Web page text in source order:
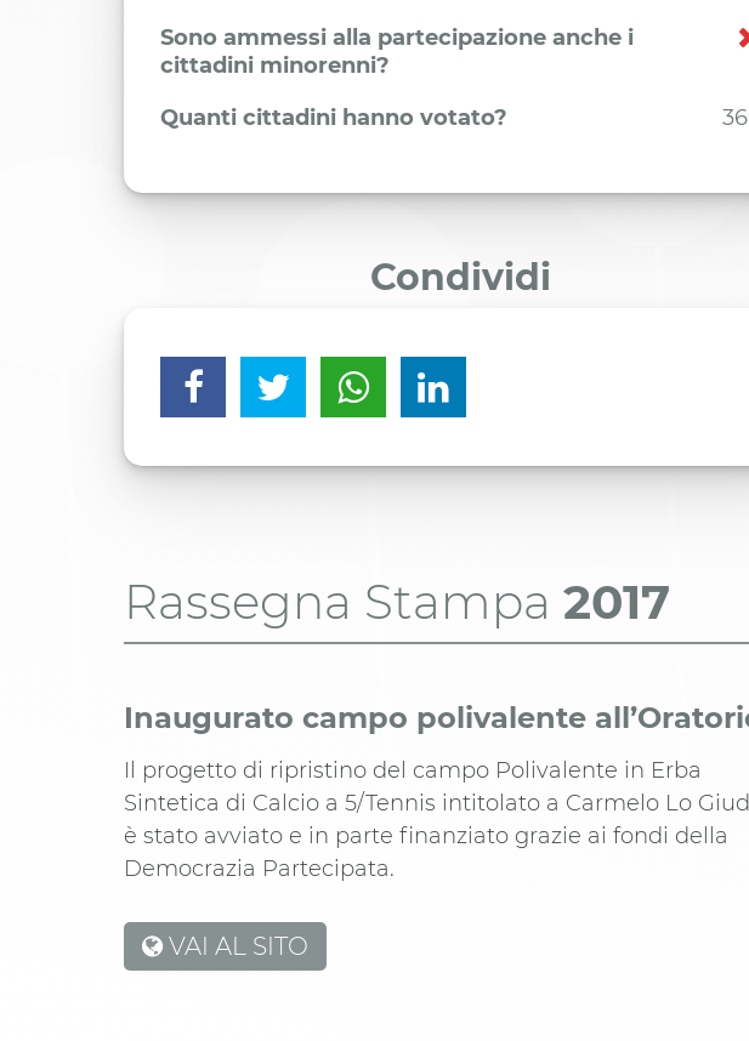
Sono ammessi alla partecipazione anche i
cittadini minorenni?
Quanti cittadini hanno votato?
Condividi
Rassegna Stampa 2017
Inaugurato campo polivalente
Il progetto di ripristino del campo Polivalente in Erba
Sintetica di Calcio a 5/Tennis intitolato a Carmelo Lo
è stato avviato e in parte finanziato grazie ai fondi della
Democrazia Partecipata.
VAI AL SITO